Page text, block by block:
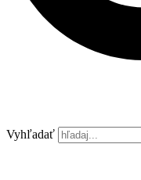
Vyhľadať